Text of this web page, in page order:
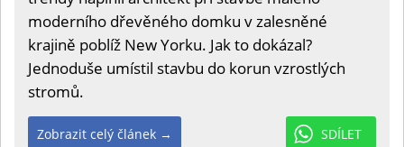
moderního dřevěného domku v zalesněné
krajině poblíž New Yorku. Jak to dokázal?
Jednoduše umístil stavbu do korun vzrostlých
stromů.
SDÍLET
Zobrazit celý článek →